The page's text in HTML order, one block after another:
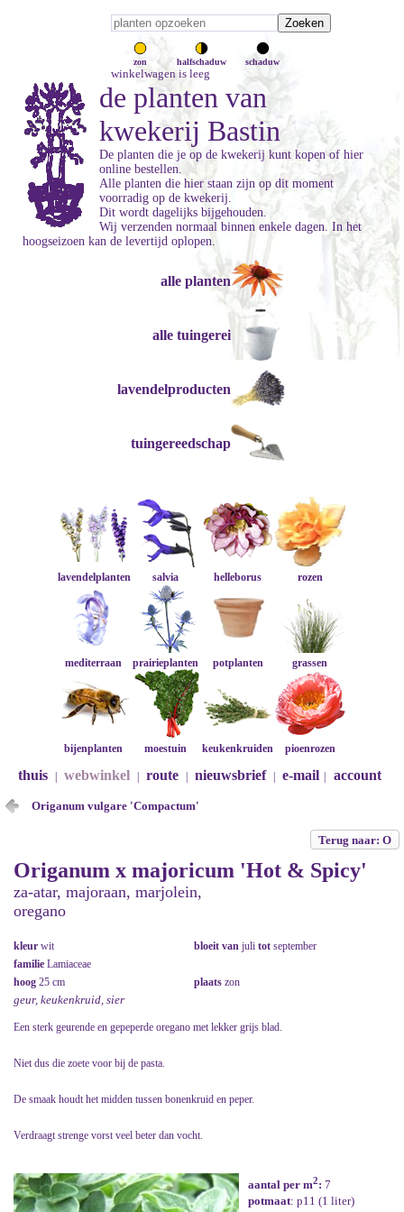
zon halfschaduw schaduw
winkelwagen is leeg
de planten van
kwekerij Bastin
De planten die je op de kwekerij kunt kopen of hier
online bestellen.
Alle planten die hier staan zijn op dit moment
voorradig op de kwekerij.
Dit wordt dagelijks bijgehouden.
Wij verzenden normaal binnen enkele dagen. In het
hoogseizoen kan de levertijd oplopen.
alle planten
alle tuingerei
lavendelproducten
tuingereedschap
lavendelplanten salvia helleborus rozen
mediterraan prairieplanten potplanten grassen
bijenplanten moestuin keukenkruiden pioenrozen
thuis webwinkel route nieuwsbrief e-mail account
Origanum vulgare 'Compactum'
Terug naar: O
Origanum x majoricum 'Hot & Spicy'
za-atar, majoraan, marjolein,
oregano
kleur wit bloeit van juli tot september
familie Lamiaceae
hoog 25 cm plaats zon
geur, keukenkruid, sier
Een sterk geurende en gepeperde oregano met lekker grijs blad.
Niet dus die zoete voor bij de pasta.
De smaak houdt het midden tussen bonenkruid en peper.
Verdraagt strenge vorst veel beter dan vocht.
aantal per m2: 7
potmaat: p11 (1 liter)